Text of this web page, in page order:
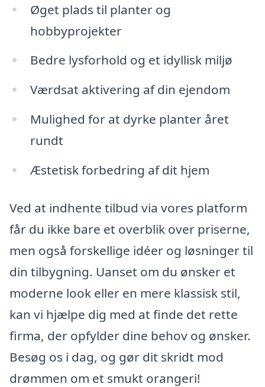
Øget plads til planter og
hobbyprojekter
Bedre lysforhold og et idyllisk miljø
Værdsat aktivering af din ejendom
Mulighed for at dyrke planter året
rundt
Æstetisk forbedring af dit hjem
Ved at indhente tilbud via vores platform
får du ikke bare et overblik over priserne,
men også forskellige idéer og løsninger til
din tilbygning. Uanset om du ønsker et
moderne look eller en mere klassisk stil,
kan vi hjælpe dig med at finde det rette
firma, der opfylder dine behov og ønsker.
Besøg os i dag, og gør dit skridt mod
drømmen om et smukt orangeri!